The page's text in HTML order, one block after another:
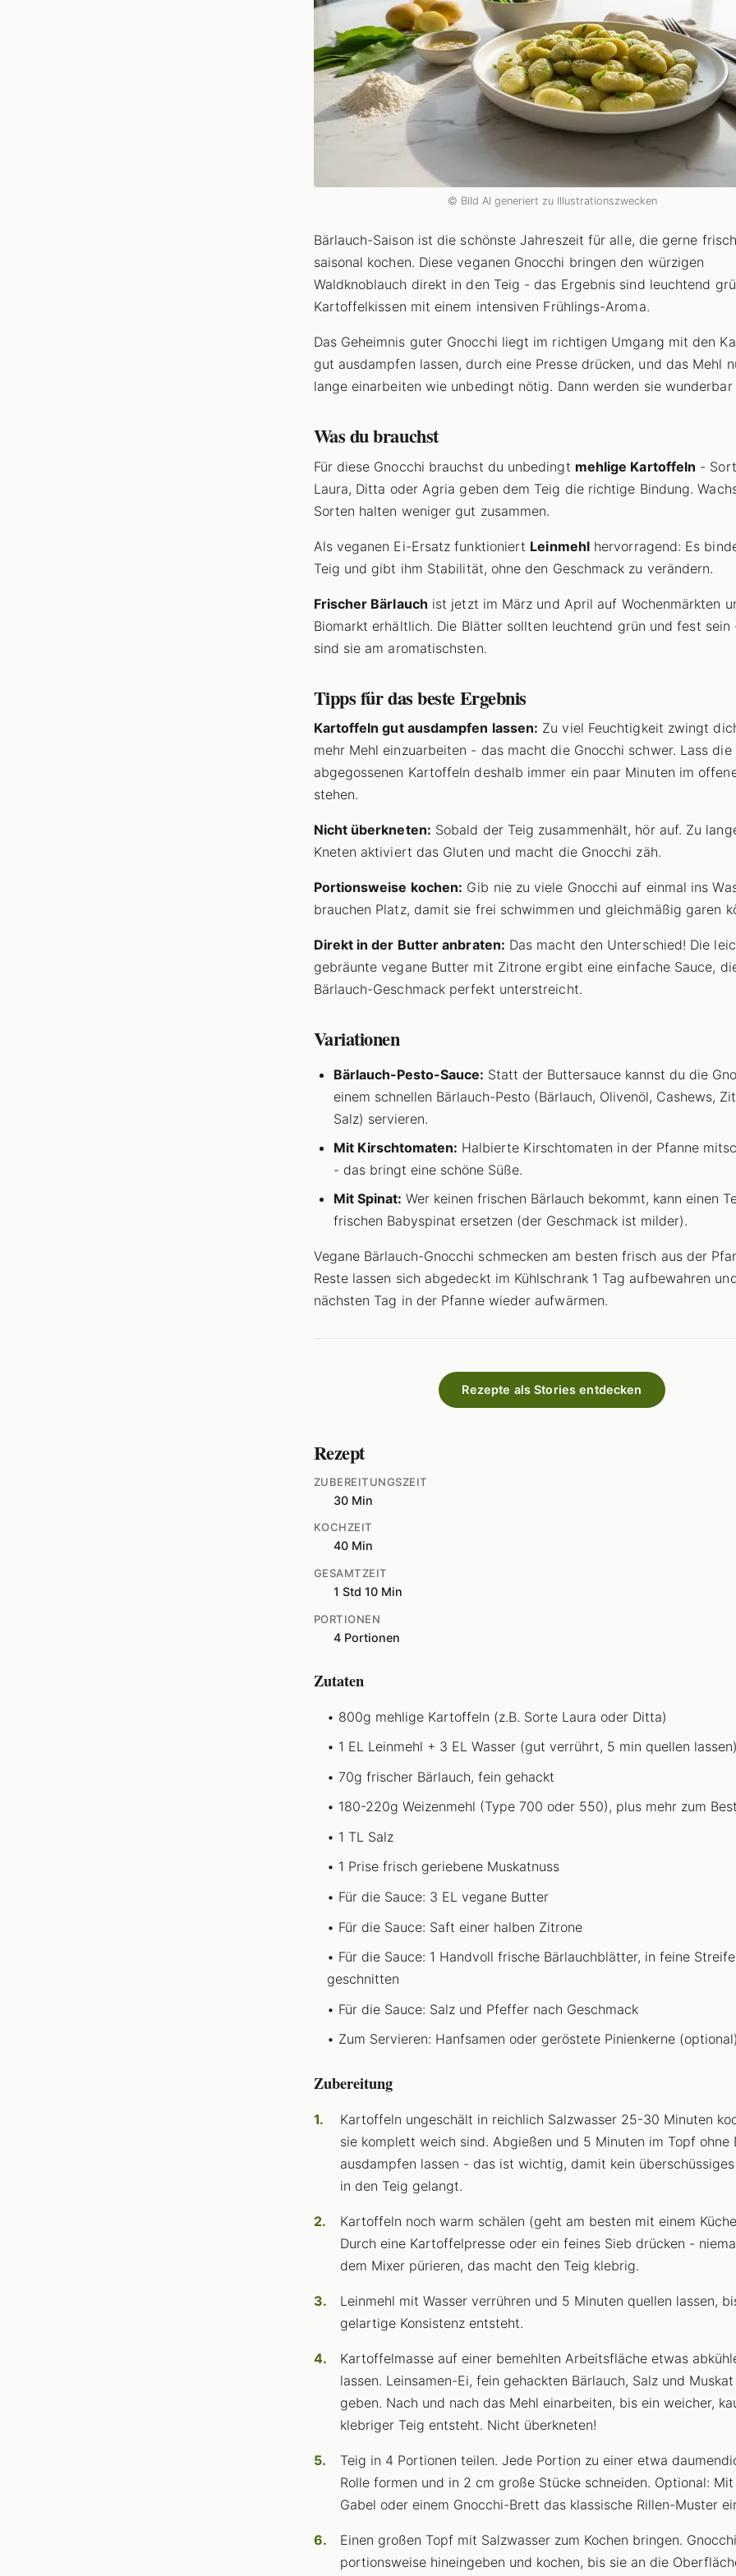
© Bild AI generiert zu Illustrationszwecken
Bärlauch-Saison ist die schönste Jahreszeit für alle, die gerne
saisonal kochen. Diese veganen Gnocchi bringen den würzigen
Waldknoblauch direkt in den Teig - das Ergebnis sind leuchtend
Kartoffelkissen mit einem intensiven Frühlings-Aroma.
Das Geheimnis guter Gnocchi liegt im richtigen Umgang mit den
gut ausdampfen lassen, durch eine Presse drücken, und das Mehl
lange einarbeiten wie unbedingt nötig. Dann werden sie wunderbar
Was du brauchst
Für diese Gnocchi brauchst du unbedingt mehlige Kartoffeln -
Laura, Ditta oder Agria geben dem Teig die richtige Bindung.
Sorten halten weniger gut zusammen.
Als veganen Ei-Ersatz funktioniert Leinmehlhervorragend: Es
Teig und gibt ihm Stabilität, ohne den Geschmack zu verändern.
Frischer Bärlauch ist jetzt im März und April auf Wochenmärkten
Biomarkt erhältlich. Die Blätter sollten leuchtend grün und fest sein
sind sie am aromatischsten.
Tipps für das beste Ergebnis
Kartoffeln gut ausdampfen lassen: Zu viel Feuchtigkeit zwingt
mehr Mehl einzuarbeiten - das macht die Gnocchi schwer. Lass die
abgegossenen Kartoffeln deshalb immer ein paar Minuten im
stehen.
Nicht überkneten: Sobald der Teig zusammenhält, hör auf. Zu
Kneten aktiviert das Gluten und macht die Gnocchi zäh.
Portionsweise kochen: Gib nie zu viele Gnocchi auf einmal ins
brauchen Platz, damit sie frei schwimmen und gleichmäßig garen
Direkt in der Butter anbraten: Das macht den Unterschied! Die
gebräunte vegane Butter mit Zitrone ergibt eine einfache Sauce,
Bärlauch-Geschmack perfekt unterstreicht.
Variationen
Bärlauch-Pesto-Sauce: Statt der Buttersauce kannst du die
einem schnellen Bärlauch-Pesto (Bärlauch, Olivenöl, Cashews,
Salz) servieren.
Mit Kirschtomaten: Halbierte Kirschtomaten in der Pfanne
- das bringt eine schöne Süße.
Mit Spinat: Wer keinen frischen Bärlauch bekommt, kann einen
frischen Babyspinat ersetzen (der Geschmack ist milder).
Vegane Bärlauch-Gnocchi schmecken am besten frisch aus der
Reste lassen sich abgedeckt im Kühlschrank 1 Tag aufbewahren
nächsten Tag in der Pfanne wieder aufwärmen.
Rezepte als Stories entdecken
Rezept
ZUBEREITUNGSZEIT
30 Min
KOCHZEIT
40 Min
GESAMTZEIT
1 Std 10 Min
PORTIONEN
4 Portionen
Zutaten
800g mehlige Kartoffeln (z.B. Sorte Laura oder Ditta)
1 EL Leinmehl + 3 EL Wasser (gut verrührt, 5 min quellen lassen)
70g frischer Bärlauch, fein gehackt
180-220g Weizenmehl (Type 700 oder 550), plus mehr zum
1 TL Salz
1 Prise frisch geriebene Muskatnuss
Für die Sauce: 3 EL vegane Butter
Für die Sauce: Saft einer halben Zitrone
Für die Sauce: 1 Handvoll frische Bärlauchblätter, in feine
geschnitten
Für die Sauce: Salz und Pfeffer nach Geschmack
Zum Servieren: Hanfsamen oder geröstete Pinienkerne (optional)
Zubereitung
Kartoffeln ungeschält in reichlich Salzwasser 25-30 Minuten
sie komplett weich sind. Abgießen und 5 Minuten im Topf ohne
ausdampfen lassen - das ist wichtig, damit kein überschüssiges
in den Teig gelangt.
Kartoffeln noch warm schälen (geht am besten mit einem
Durch eine Kartoffelpresse oder ein feines Sieb drücken -
dem Mixer pürieren, das macht den Teig klebrig.
Leinmehl mit Wasser verrühren und 5 Minuten quellen lassen,
gelartige Konsistenz entsteht.
Kartoffelmasse auf einer bemehlten Arbeitsfläche etwas
lassen. Leinsamen-Ei, fein gehackten Bärlauch, Salz und
geben. Nach und nach das Mehl einarbeiten, bis ein weicher,
klebriger Teig entsteht. Nicht überkneten!
Teig in 4 Portionen teilen. Jede Portion zu einer etwa
Rolle formen und in 2 cm große Stücke schneiden. Optional:
Gabel oder einem Gnocchi-Brett das klassische Rillen-Muster
Einen großen Topf mit Salzwasser zum Kochen bringen. Gnocchi
portionsweise hineingeben und kochen, bis sie an die